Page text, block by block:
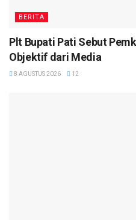
BERITA
Plt Bupati Pati Sebut
Objektif dari Media
8 AGUSTUS 2026 12